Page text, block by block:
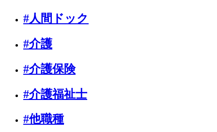
#人間ドック
#介護
#介護保険
#介護福祉士
#他職種